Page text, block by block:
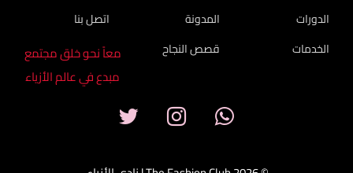
الدورات
الخدمات
المدونة
قصص النجاح
اتصل بنا
معاً نحو خلق مجتمع
مبدع في عالم الأزياء